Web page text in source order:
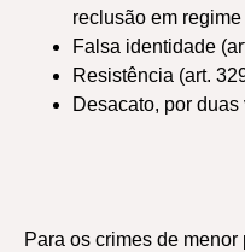
reclusão em regime
Falsa identidade
Resistência (art.
Desacato, por
Para os crimes de